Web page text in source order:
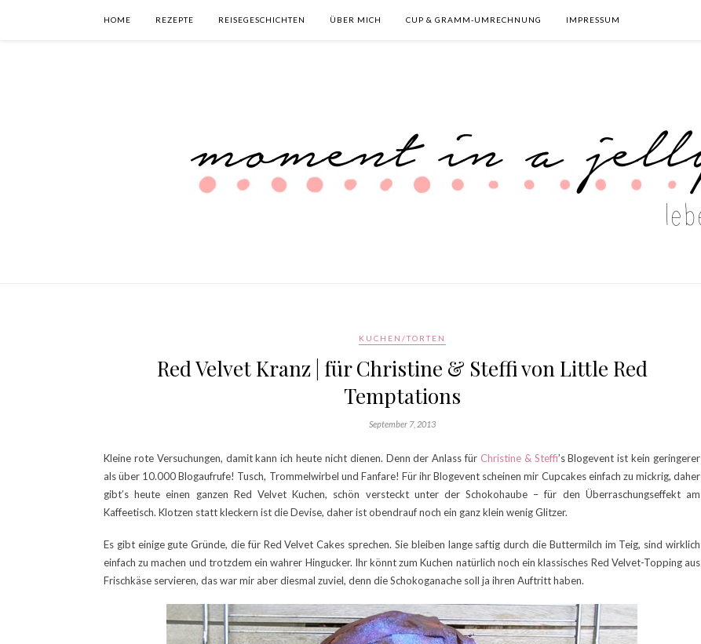
HOME REZEPTE REISEGESCHICHTEN ÜBER MICH CUP & GRAMM-UMRECHNUNG IMPRESSUM
KUCHEN/TORTEN
Red Velvet Kranz | für Christine & Steffi von Little Red
Temptations
September 7, 2013
Kleine rote Versuchungen, damit kann ich heute nicht dienen. Denn der Anlass für Christine & Steffi’s Blogevent ist kein geringerer
als über 10.000 Blogaufrufe! Tusch, Trommelwirbel und Fanfare! Für ihr Blogevent scheinen mir Cupcakes einfach zu mickrig, daher
gibt’s heute einen ganzen Red Velvet Kuchen, schön versteckt unter der Schokohaube – für den Überraschungseffekt am
Kaffeetisch. Klotzen statt kleckern ist die Devise, daher ist obendrauf noch ein ganz klein wenig Glitzer.
Es gibt einige gute Gründe, die für Red Velvet Cakes sprechen. Sie bleiben lange saftig durch die Buttermilch im Teig, sind wirklich
einfach zu machen und trotzdem ein wahrer Hingucker. Ihr könnt zum Kuchen natürlich noch ein klassisches Red Velvet-Topping aus
Frischkäse servieren, das war mir aber diesmal zuviel, denn die Schokoganache soll ja ihren Auftritt haben.